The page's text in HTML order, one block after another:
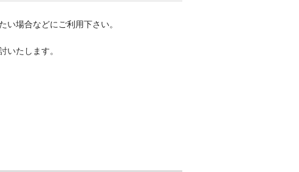
場合などにご利用下さい。
いたします。